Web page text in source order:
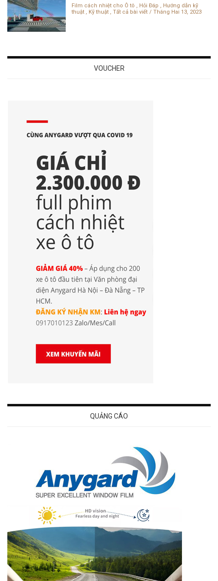
Film cách nhiệt cho Ô tô Hỏi Đáp
Hướng dẫn kỹ
thuật
Kỹ thuật Tất cả bài viết Tháng Hai 13, 2023
VOUCHER
QUẢNG CÁO